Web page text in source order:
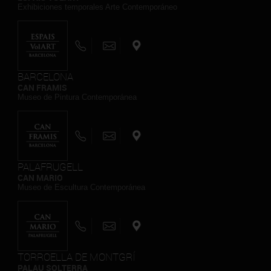
BARCELONA
PALAFRUGELL
TORROELLA DE MONTGRÍ